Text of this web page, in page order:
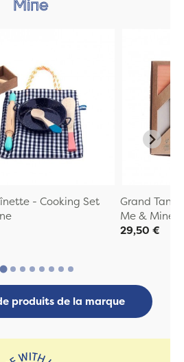
- Cooking Set
Grand
Me & Mine
29,50 €
produits de la marque